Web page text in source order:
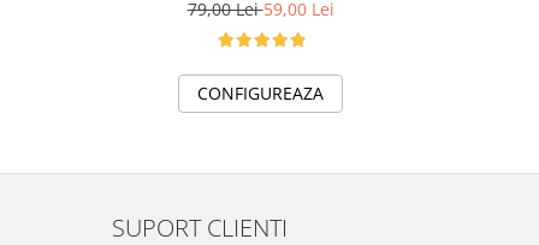
79,00 Lei59,00 Lei
CONFIGUREAZA
SUPORT CLIENTI